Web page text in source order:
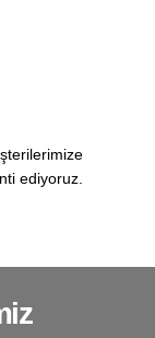
ediyoruz.